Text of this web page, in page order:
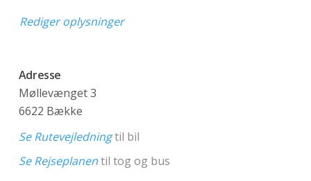
Rediger oplysninger
Adresse
Møllevænget 3
6622 Bække
Se Rutevejledningtil bil
Se Rejseplanentil tog og bus